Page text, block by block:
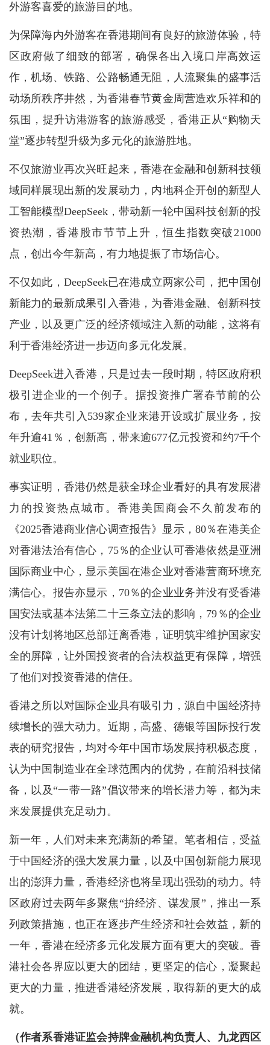
外游客喜爱的旅游目的地。
为保障海内外游客在香港期间有良好的旅游体验，特
区政府做了细致的部署，确保各出入境口岸高效运
作，机场、铁路、公路畅通无阻，人流聚集的盛事活
动场所秩序井然，为香港春节黄金周营造欢乐祥和的
氛围，提升访港游客的旅游感受，香港正从“购物天
堂”逐步转型升级为多元化的旅游胜地。
不仅旅游业再次兴旺起来，香港在金融和创新科技领
域同样展现出新的发展动力，内地科企开创的新型人
工智能模型DeepSeek，带动新一轮中国科技创新的投
资热潮，香港股市节节上升，恒生指数突破21000
点，创出今年新高，有力地提振了市场信心。
不仅如此，DeepSeek已在港成立两家公司，把中国创
新能力的最新成果引入香港，为香港金融、创新科技
产业，以及更广泛的经济领域注入新的动能，这将有
利于香港经济进一步迈向多元化发展。
DeepSeek进入香港，只是过去一段时期，特区政府积
极引进企业的一个例子。据投资推广署春节前的公
布，去年共引入539家企业来港开设或扩展业务，按
年升逾41％，创新高，带来逾677亿元投资和约7千个
就业职位。
事实证明，香港仍然是获全球企业看好的具有发展潜
力的投资热点城市。香港美国商会不久前发布的
《2025香港商业信心调查报告》显示，80％在港美企
对香港法治有信心，75％的企业认可香港依然是亚洲
国际商业中心，显示美国在港企业对香港营商环境充
满信心。报告亦显示，70％的企业业务并没有受香港
国安法或基本法第二十三条立法的影响，79％的企业
没有计划将地区总部迁离香港，证明筑牢维护国家安
全的屏障，让外国投资者的合法权益更有保障，增强
了他们对投资香港的信任。
香港之所以对国际企业具有吸引力，源自中国经济持
续增长的强大动力。近期，高盛、德银等国际投行发
表的研究报告，均对今年中国市场发展持积极态度，
认为中国制造业在全球范围内的优势，在前沿科技储
备，以及“一带一路”倡议带来的增长潜力等，都为未
来发展提供充足动力。
新一年，人们对未来充满新的希望。笔者相信，受益
于中国经济的强大发展力量，以及中国创新能力展现
出的澎湃力量，香港经济也将呈现出强劲的动力。特
区政府过去两年多聚焦“拚经济、谋发展”，推出一系
列政策措施，也正在逐步产生经济和社会效益，新的
一年，香港在经济多元化发展方面有更大的突破。香
港社会各界应以更大的团结，更坚定的信心，凝聚起
更大的力量，推进香港经济发展，取得新的更大的成
就。
（作者系香港证监会持牌金融机构负责人、九龙西区